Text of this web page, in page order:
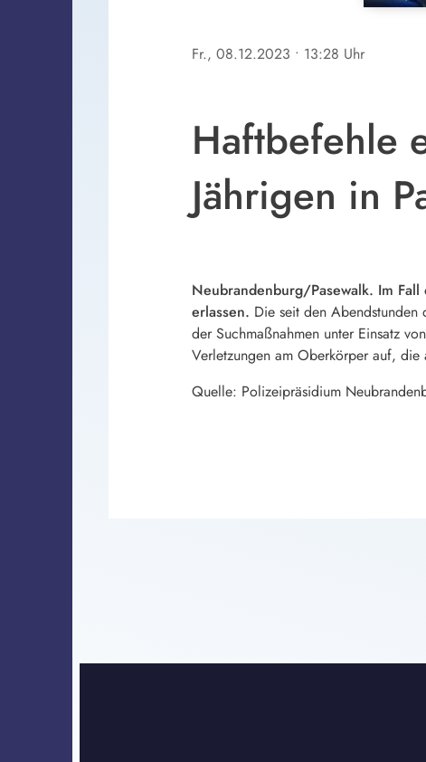
Fr., 08.12.2023 • 13:28 Uhr
Haftbefehle
Jährigen in
Neubrandenburg/Pasewalk. Im Fall
erlassen. Die seit den Abendstunden
der Suchmaßnahmen unter Einsatz
Verletzungen am Oberkörper auf, die
Quelle: Polizeipräsidium